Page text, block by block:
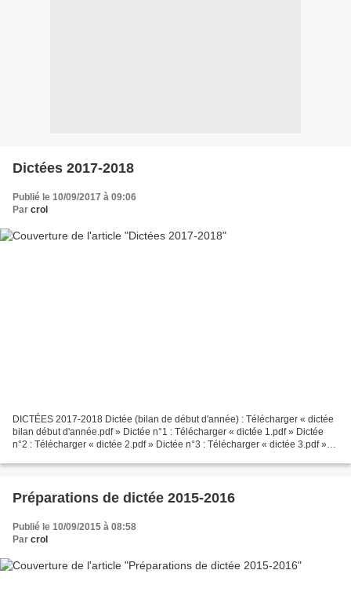
Dictées 2017-2018
Publié le 10/09/2017 à 09:06
Par crol
DICTÉES 2017-2018 Dictée (bilan de début d'année) : Télécharger « dictée
bilan début d'année.pdf » Dictée n°1 : Télécharger « dictée 1.pdf » Dictée
n°2 : Télécharger « dictée 2.pdf » Dictée n°3 : Télécharger « dictée 3.pdf »
Préparations de dictée 2015-2016
Publié le 10/09/2015 à 08:58
Par crol